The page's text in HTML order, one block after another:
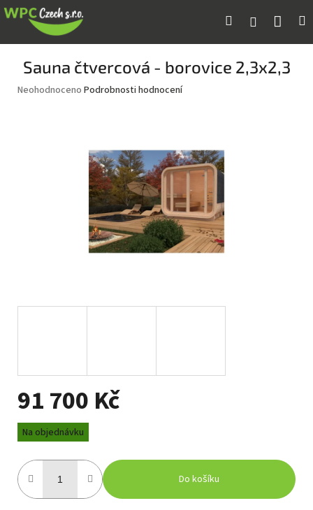
Přejít
na
Hledat Přihlášení
Sauna čtvercová - borovice 2,3x2,3
Průměrné
Neohodnoceno Podrobnosti hodnocení
91 700 Kč
Měrná
cena:
Na objednávku
Do košíku